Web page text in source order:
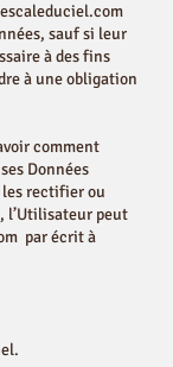
sauf si leur
à des fins
à une obligation
comment
Données
les rectifier ou
l’Utilisateur peut
par écrit à